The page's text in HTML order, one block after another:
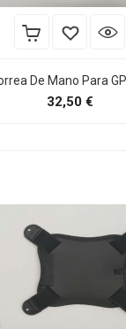
De Mano Para
32,50 €Precio